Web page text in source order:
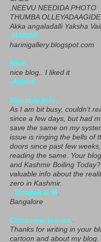
.NEEVU NEEDIDA PHOTO
THUMBA
Akka angaladalli Yaksha
-HARINI
harinigallery.blogspot.com
Nice..
nice blog.. I liked it
-Amrith
Valuable Info..
As I am bit busy, couldn’t
since a few days, but had
save the same on my
issue is ringing the bells of
doors since past few
reading the same. Your
and Kashmir Boiling
valuable info about the
zero in Kashmir.
- Vinayak G M,
Bangalore
Consumer Issues..
Thanks for writing in your
cartoon and about my blog.